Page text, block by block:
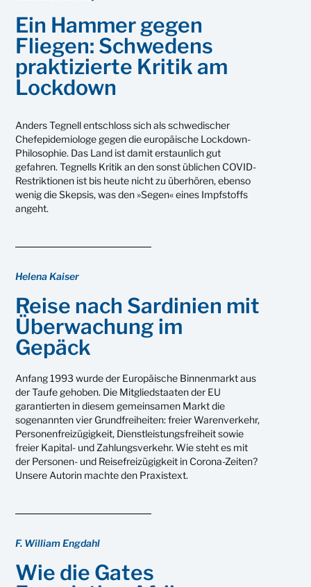
Ein Hammer gegen
Fliegen: Schwedens
praktizierte Kritik am
Lockdown
Anders Tegnell entschloss sich als schwedischer
Chefepidemiologe gegen die europäische Lockdown-
Philosophie. Das Land ist damit erstaunlich gut
gefahren. Tegnells Kritik an den sonst üblichen COVID-
Restriktionen ist bis heute nicht zu überhören, ebenso
wenig die Skepsis, was den »Segen« eines Impfstoffs
angeht.
Helena Kaiser
Reise nach Sardinien mit
Überwachung im
Gepäck
Anfang 1993 wurde der Europäische Binnenmarkt aus
der Taufe gehoben. Die Mitgliedstaaten der EU
garantierten in diesem gemeinsamen Markt die
sogenannten vier Grundfreiheiten: freier Warenverkehr,
Personenfreizügigkeit, Dienstleistungsfreiheit sowie
freier Kapital- und Zahlungsverkehr. Wie steht es mit
der Personen- und Reisefreizügigkeit in Corona-Zeiten?
Unsere Autorin machte den Praxistext.
F. William Engdahl
Wie die Gates